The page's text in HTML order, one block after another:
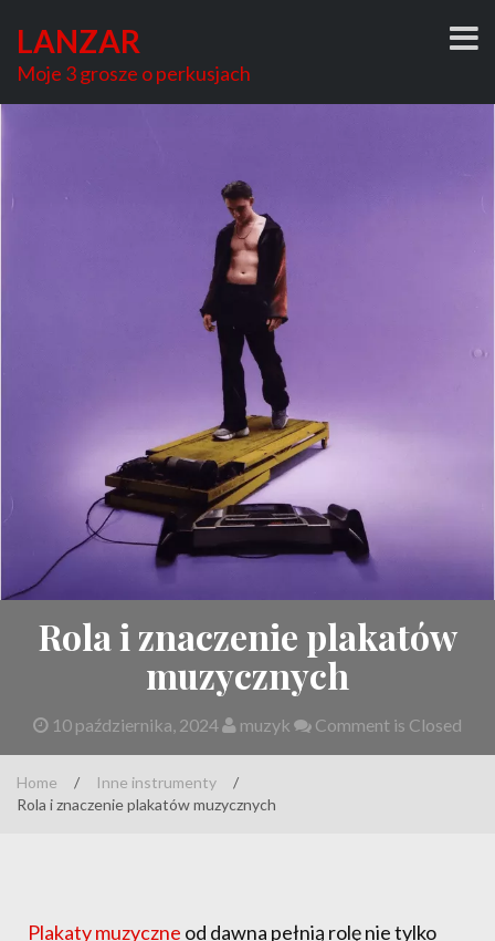
content
LANZAR
Moje 3 grosze o perkusjach
Rola i znaczenie plakatów
muzycznych
10 października, 2024 muzyk Comment is Closed
Home / Inne instrumenty
/
Rola i znaczenie plakatów muzycznych
Plakaty muzyczne od dawna pełnią rolę nie tylko